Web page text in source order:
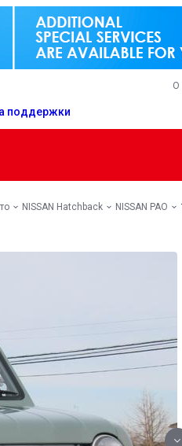
поддержки
О
NISSAN Hatchback NISSAN PAO